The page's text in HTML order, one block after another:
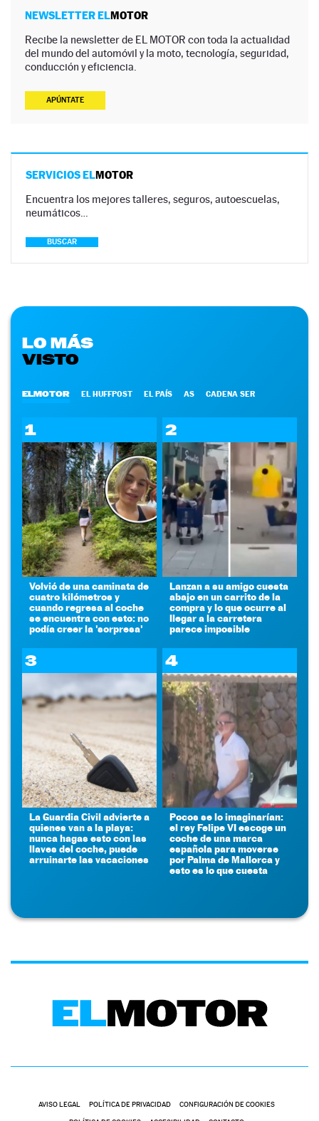
NEWSLETTER ELMOTOR
Recibe la newsletter de EL MOTOR con toda la actualidad
del mundo del automóvil y la moto, tecnología, seguridad,
conducción y eficiencia.
APÚNTATE
SERVICIOS ELMOTOR
Encuentra los mejores talleres, seguros, autoescuelas,
neumáticos…
BUSCAR
LO MÁS
VISTO
ELMOTOR EL HUFFPOST EL PAÍS AS CADENA SER
1
Volvió de una caminata de
cuatro kilómetros y
cuando regresa al coche
se encuentra con esto: no
podía creer la 'sorpresa'
2
Lanzan a su amigo cuesta
abajo en un carrito de la
compra y lo que ocurre al
llegar a la carretera
parece imposible
3
La Guardia Civil advierte a
quienes van a la playa:
nunca hagas esto con las
llaves del coche, puede
arruinarte las vacaciones
4
Pocos se lo imaginarían:
el rey Felipe VI escoge un
coche de una marca
española para moverse
por Palma de Mallorca y
esto es lo que cuesta
AVISO LEGAL POLÍTICA DE PRIVACIDAD CONFIGURACIÓN DE COOKIES